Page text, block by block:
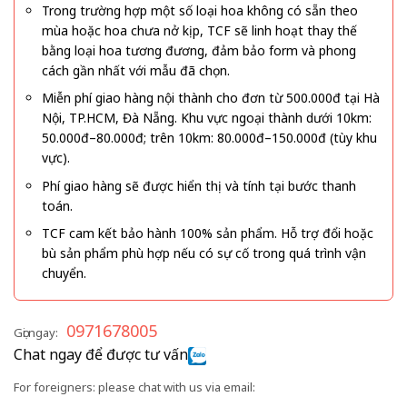
Trong trường hợp một số loại hoa không có sẵn theo
mùa hoặc hoa chưa nở kịp, TCF sẽ linh hoạt thay thế
bằng loại hoa tương đương, đảm bảo form và phong
cách gần nhất với mẫu đã chọn.
Miễn phí giao hàng nội thành cho đơn từ 500.000đ tại Hà
Nội, TP.HCM, Đà Nẵng. Khu vực ngoại thành dưới 10km:
50.000đ–80.000đ; trên 10km: 80.000đ–150.000đ (tùy khu
vực).
Phí giao hàng sẽ được hiển thị và tính tại bước thanh
toán.
TCF cam kết bảo hành 100% sản phẩm. Hỗ trợ đổi hoặc
bù sản phẩm phù hợp nếu có sự cố trong quá trình vận
chuyển.
Gọi ngay: 0971678005
Chat ngay để được tư vấn
For foreigners: please chat with us via email: